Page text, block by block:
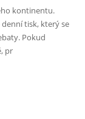
kontinentu.
tisk, který se
Pokud
pr